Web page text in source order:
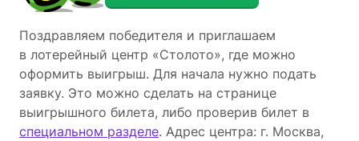
Поздравляем победителя и приглашаем
в лотерейный центр «Столото», где можно
оформить выигрыш. Для начала нужно подать
заявку. Это можно сделать на странице
выигрышного билета, либо проверив билет в
специальном разделе. Адрес центра: г. Москва,